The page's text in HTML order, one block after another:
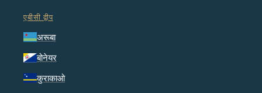
एबीसी द्वीप
अरूबा
बोनेयर
कुराकाओ